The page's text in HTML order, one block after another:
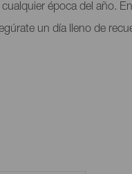
época del año.
un día lleno de